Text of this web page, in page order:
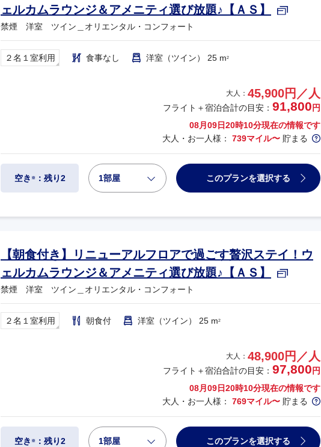
ェルカムラウンジ＆アメニティ選び放題♪【ＡＳ】
禁煙 洋室 ツイン＿オリエンタル・コンフォート
２名１室利用 食事なし 洋室（ツイン） 25 m2
大人： 45,900円／人
フライト＋宿泊合計の目安： 91,800 円
08月09日20時10分現在の情報です
大人・お一人様： 739マイル〜 貯まる
空き ※：残り2 1部屋 このプランを選択する
【朝食付き】リニューアルフロアで過ごす贅沢ステイ！ウ
ェルカムラウンジ＆アメニティ選び放題♪【ＡＳ】
禁煙 洋室 ツイン＿オリエンタル・コンフォート
２名１室利用 朝食付 洋室（ツイン） 25 m2
大人： 48,900円／人
フライト＋宿泊合計の目安： 97,800 円
08月09日20時10分現在の情報です
大人・お一人様： 769マイル〜 貯まる
空き ※：残り2 1部屋 このプランを選択する